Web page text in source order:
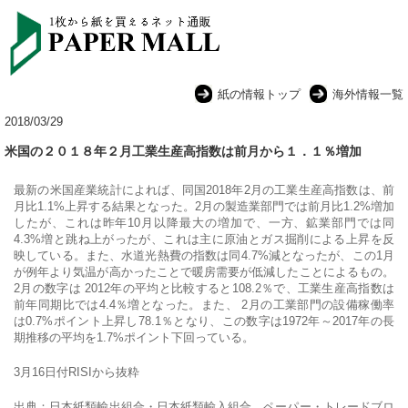
紙の情報トップ
海外情報一覧
2018/03/29
米国の２０１８年２月工業生産高指数は前月から１．１％増加
最新の米国産業統計によれば、同国2018年2月の工業生産高指数は、前
月比1.1%上昇する結果となった。2月の製造業部門では前月比1.2%増加
したが、これは昨年10月以降最大の増加で、一方、鉱業部門では同
4.3%増と跳ね上がったが、これは主に原油とガス掘削による上昇を反
映している。また、水道光熱費の指数は同4.7%減となったが、 この1月
が例年より気温が高かったことで暖房需要が低減したことによるもの。
2月の数字は 2012年の平均と比較すると108.2％で、工業生産高指数は
前年同期比では4.4％増となった。また、 2月の工業部門の設備稼働率
は0.7%ポイント上昇し78.1％となり、この数字は1972年～2017年の長
期推移の平均を1.7%ポイント下回っている。
3月16日付RISIから抜粋